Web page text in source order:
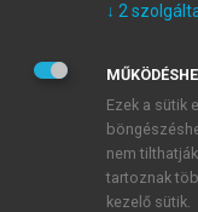
Kérek értesítést
Adatkezelési
veszem és
Általános
mersz.huoldalak
tudomásul
↓ 2
Ezek a sütik
nem
tartoznak
kezelő sütik.